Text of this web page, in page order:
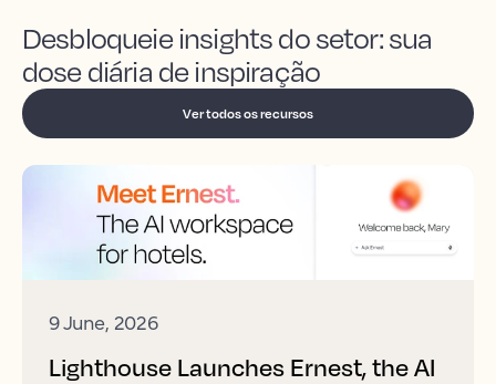
Desbloqueie insights do setor: sua
dose diária de inspiração
Ver todos os recursos
9 June, 2026
Lighthouse Launches Ernest, the AI